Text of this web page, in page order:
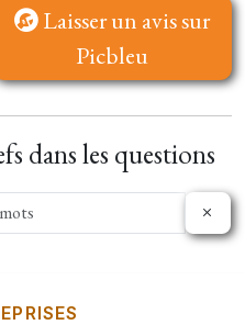
Laisser un avis sur
Picbleu
dans les questions